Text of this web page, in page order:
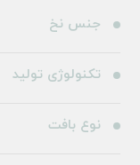
جنس نخ
تکنولوژی تولید
نوع بافت